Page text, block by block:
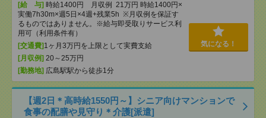
[給 与] 時給1400円 月収例 21万円 時給1400円×
実働7h30m×週5日×4週+残業5h ※月収例を保証す
るものではありません。※給与即受取りサービス利
用可（利用条件有）
[交通費] 1ヶ月3万円を上限として実費支給
[月収例] 20～25万円
[勤務地] 広島駅駅から徒歩1分
気になる！
【週2日＊高時給1550円～】シニア向けマンションで
食事の配膳や見守り＊介護[派遣]